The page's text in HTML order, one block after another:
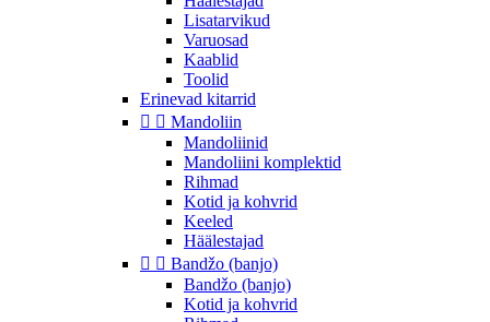
Lisatarvikud
Varuosad
Kaablid
Toolid
Erinevad kitarrid
  Mandoliin
Mandoliinid
Mandoliini komplektid
Rihmad
Kotid ja kohvrid
Keeled
Häälestajad
  Bandžo (banjo)
Bandžo (banjo)
Kotid ja kohvrid